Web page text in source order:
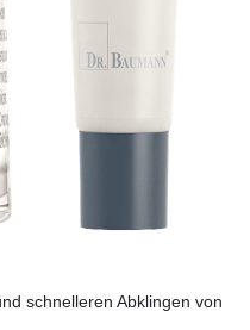
schnelleren Abklingen von